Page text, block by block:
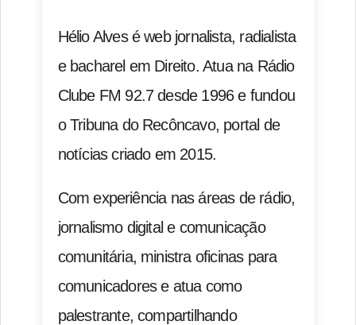
Hélio Alves é web jornalista, radialista
e bacharel em Direito. Atua na Rádio
Clube FM 92.7 desde 1996 e fundou
o Tribuna do Recôncavo, portal de
notícias criado em 2015.
Com experiência nas áreas de rádio,
jornalismo digital e comunicação
comunitária, ministra oficinas para
comunicadores e atua como
palestrante, compartilhando